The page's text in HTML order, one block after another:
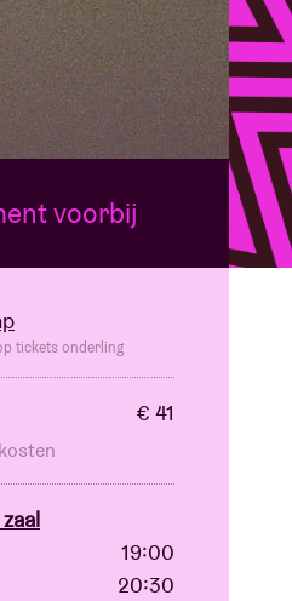
voorbij
tickets onderling
€ 41
19:00
20:30